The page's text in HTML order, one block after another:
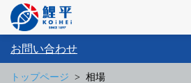
お問い合わせ
トップページ 相場